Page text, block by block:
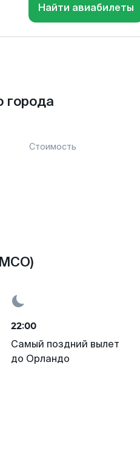
Найти авиабилеты
Стоимость
22:00
Самый поздний вылет
до Орландо